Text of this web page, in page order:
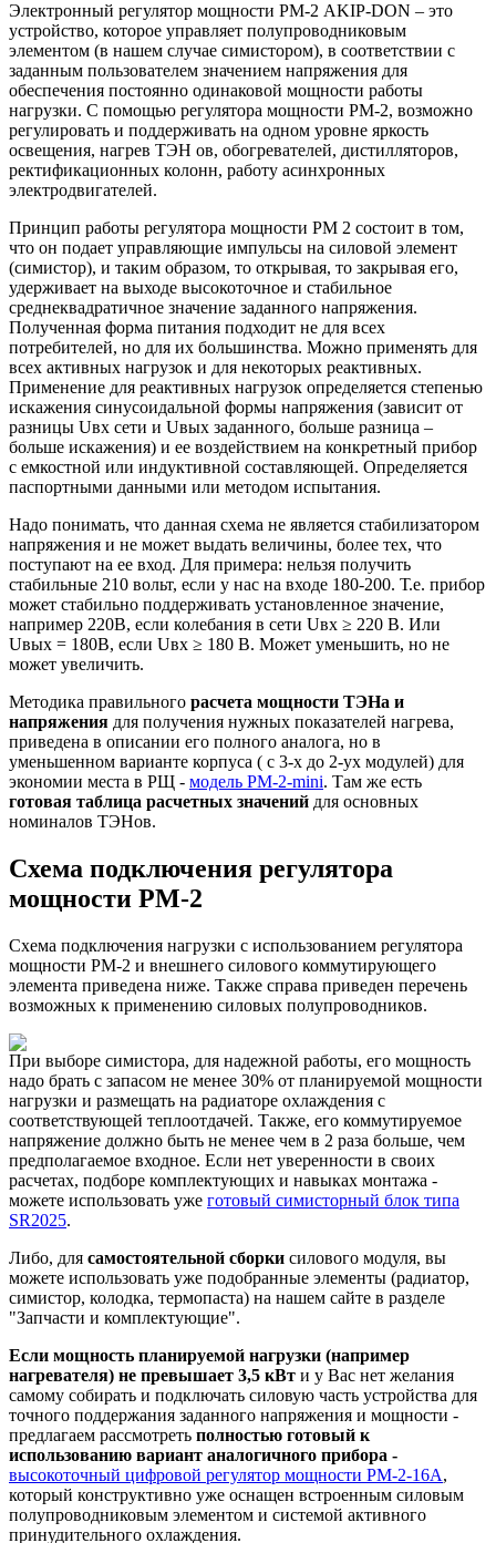
Электронный регулятор мощности РМ-2 AKIP-DON – это
устройство, которое управляет полупроводниковым
элементом (в нашем случае симистором), в соответствии с
заданным пользователем значением напряжения для
обеспечения постоянно одинаковой мощности работы
нагрузки. С помощью регулятора мощности РМ-2, возможно
регулировать и поддерживать на одном уровне яркость
освещения, нагрев ТЭН ов, обогревателей, дистилляторов,
ректификационных колонн, работу асинхронных
электродвигателей.
Принцип работы регулятора мощности РМ 2 состоит в том,
что он подает управляющие импульсы на силовой элемент
(симистор), и таким образом, то открывая, то закрывая его,
удерживает на выходе высокоточное и стабильное
среднеквадратичное значение заданного напряжения.
Полученная форма питания подходит не для всех
потребителей, но для их большинства. Можно применять для
всех активных нагрузок и для некоторых реактивных.
Применение для реактивных нагрузок определяется степенью
искажения синусоидальной формы напряжения (зависит от
разницы Uвх сети и Uвых заданного, больше разница –
больше искажения) и ее воздействием на конкретный прибор
с емкостной или индуктивной составляющей. Определяется
паспортными данными или методом испытания.
Надо понимать, что данная схема не является стабилизатором
напряжения и не может выдать величины, более тех, что
поступают на ее вход. Для примера: нельзя получить
стабильные 210 вольт, если у нас на входе 180-200. Т.е. прибор
может стабильно поддерживать установленное значение,
например 220В, если колебания в сети Uвх ≥ 220 В. Или
Uвых = 180В, если Uвх ≥ 180 В. Может уменьшить, но не
может увеличить.
Методика правильного расчета мощности ТЭНа и
напряжения для получения нужных показателей нагрева,
приведена в описании его полного аналога, но в
уменьшенном варианте корпуса ( с 3-х до 2-ух модулей) для
экономии места в РЩ - модель РМ-2-mini. Там же есть
готовая таблица расчетных значений для основных
номиналов ТЭНов.
Схема подключения регулятора
мощности РМ-2
Схема подключения нагрузки с использованием регулятора
мощности РМ-2 и внешнего силового коммутирующего
элемента приведена ниже. Также справа приведен перечень
возможных к применению силовых полупроводников.
При выборе симистора, для надежной работы, его мощность
надо брать с запасом не менее 30% от планируемой мощности
нагрузки и размещать на радиаторе охлаждения с
соответствующей теплоотдачей. Также, его коммутируемое
напряжение должно быть не менее чем в 2 раза больше, чем
предполагаемое входное. Если нет уверенности в своих
расчетах, подборе комплектующих и навыках монтажа -
можете использовать уже готовый симисторный блок типа
SR2025.
Либо, для самостоятельной сборки силового модуля, вы
можете использовать уже подобранные элементы (радиатор,
симистор, колодка, термопаста) на нашем сайте в разделе
"Запчасти и комплектующие".
Если мощность планируемой нагрузки (например
нагревателя) не превышает 3,5 кВт и у Вас нет желания
самому собирать и подключать силовую часть устройства для
точного поддержания заданного напряжения и мощности -
предлагаем рассмотреть полностью готовый к
использованию вариант аналогичного прибора -
высокоточный цифровой регулятор мощности РМ-2-16А,
который конструктивно уже оснащен встроенным силовым
полупроводниковым элементом и системой активного
принудительного охлаждения.